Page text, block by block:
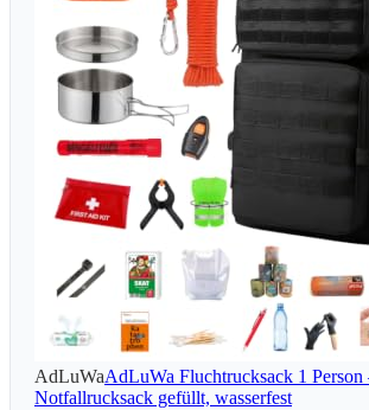
AdLuWaAdLuWa Fluchtrucksack 1 Person
Notfallrucksack gefüllt, wasserfest